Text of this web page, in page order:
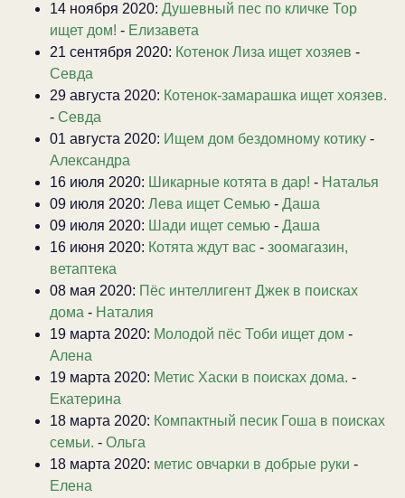
14 ноября 2020: Душевный пес по кличке Тор
ищет дом! - Елизавета
21 сентября 2020: Котенок Лиза ищет хозяев -
Севда
29 августа 2020: Котенок-замарашка ищет хоязев.
- Севда
01 августа 2020: Ищем дом бездомному котику -
Александра
16 июля 2020: Шикарные котята в дар! - Наталья
09 июля 2020: Лева ищет Семью - Даша
09 июля 2020: Шади ищет семью - Даша
16 июня 2020: Котята ждут вас - зоомагазин,
ветаптека
08 мая 2020: Пёс интеллигент Джек в поисках
дома - Наталия
19 марта 2020: Молодой пёс Тоби ищет дом -
Алена
19 марта 2020: Метис Хаски в поисках дома. -
Екатерина
18 марта 2020: Компактный песик Гоша в поисках
семьи. - Ольга
18 марта 2020: метис овчарки в добрые руки -
Елена